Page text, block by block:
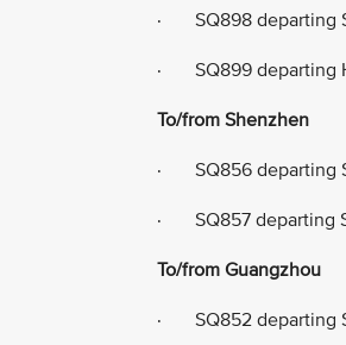
· SQ898 departing
· SQ899 departing
To/from Shenzhen
· SQ856 departing
· SQ857 departing
To/from Guangzhou
· SQ852 departing